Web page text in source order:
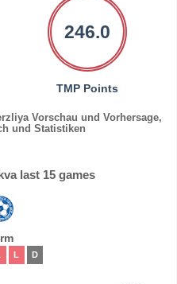
246.0
TMP Points
Vorschau und Vorhersage,
und Statistiken
last 15 games
L D